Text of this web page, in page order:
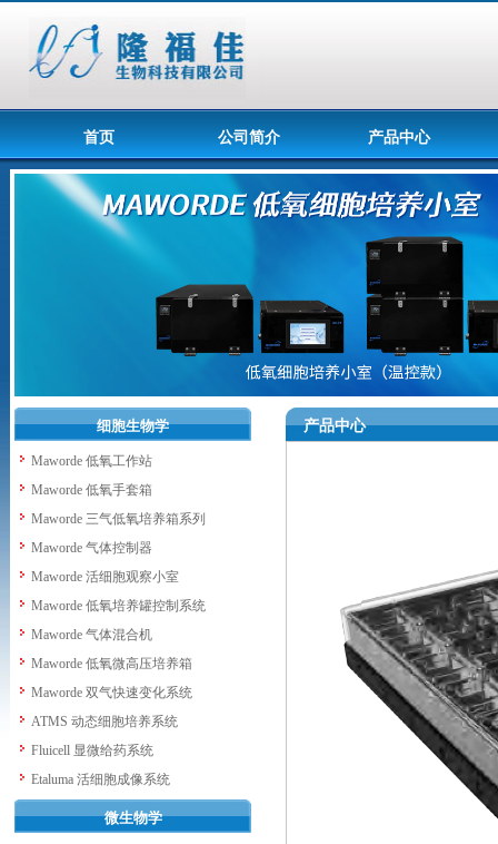
首页 公司简介 产品中心
产品中心
细胞生物学
Maworde 低氧工作站
Maworde 低氧手套箱
Maworde 三气低氧培养箱系列
Maworde 气体控制器
Maworde 活细胞观察小室
Maworde 低氧培养罐控制系统
Maworde 气体混合机
Maworde 低氧微高压培养箱
Maworde 双气快速变化系统
ATMS 动态细胞培养系统
Fluicell 显微给药系统
Etaluma 活细胞成像系统
微生物学